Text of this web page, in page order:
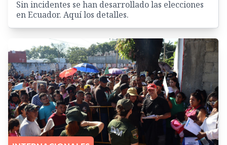
Sin incidentes se han desarrollado las elecciones
en Ecuador. Aquí los detalles.